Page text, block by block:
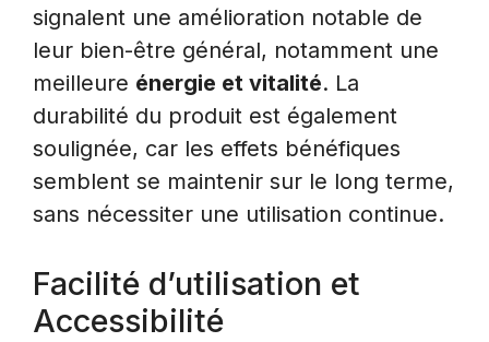
signalent une amélioration notable de
leur bien-être général, notamment une
meilleure énergie et vitalité. La
durabilité du produit est également
soulignée, car les effets bénéfiques
semblent se maintenir sur le long terme,
sans nécessiter une utilisation continue.
Facilité d’utilisation et
Accessibilité